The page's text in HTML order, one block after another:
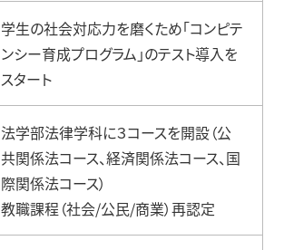
学⽣の社会対応⼒を磨くため「コンピテ
ンシー育成プログラム」のテスト導⼊を
スタート
法学部法律学科に３コースを開設（公
共関係法コース、経済関係法コース、国
際関係法コース）
教職課程（社会/公⺠/商業）再認定